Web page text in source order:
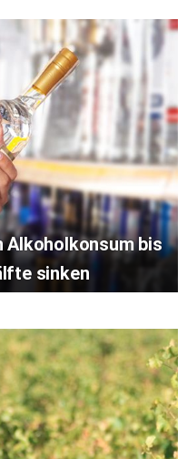
bis
sinken